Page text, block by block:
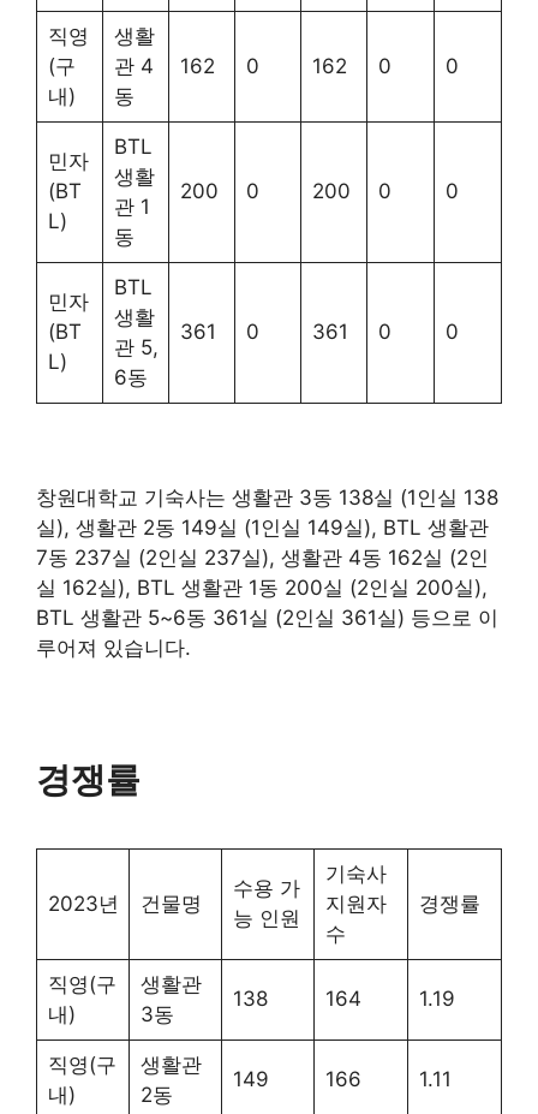
직영
(구
내)
생활
관 4
동
162 0 162 0 0
민자
(BT
L)
BTL
생활
관 1
동
200 0 200 0 0
민자
(BT
L)
BTL
생활
관 5,
6동
361 0 361 0 0
창원대학교 기숙사는 생활관 3동 138실 (1인실 138
실), 생활관 2동 149실 (1인실 149실), BTL 생활관
7동 237실 (2인실 237실), 생활관 4동 162실 (2인
실 162실), BTL 생활관 1동 200실 (2인실 200실),
BTL 생활관 5~6동 361실 (2인실 361실) 등으로 이
루어져 있습니다.
경쟁률
2023년 건물명
수용 가
능 인원
기숙사
지원자
수
경쟁률
직영(구
내)
생활관
3동
138 164 1.19
직영(구
내)
생활관
2동
149 166 1.11